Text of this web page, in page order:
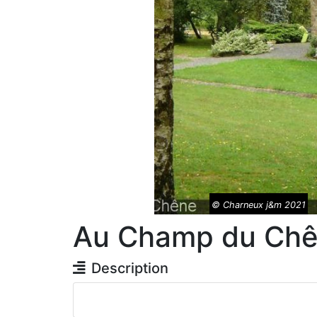
© Charneux j&m 2021
Au Champ du
Description